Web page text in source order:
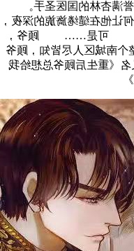
上一世臭名昭著的小
顾戾两辈子，慕娇娇太
用那低醇致命的嗓
你怎么也重生了？
有三宝，手杖轮椅慕娇